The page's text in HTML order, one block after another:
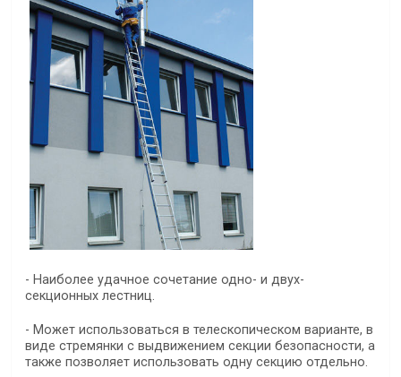
- Наиболее удачное сочетание одно- и двух-
секционных лестниц.
- Может использоваться в телескопическом варианте, в
виде стремянки с выдвижением секции безопасности, а
также позволяет использовать одну секцию отдельно.